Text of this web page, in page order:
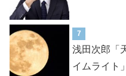
7
浅田次郎「
イムライト」